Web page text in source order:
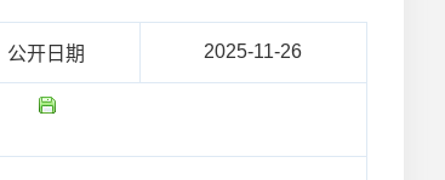
公开日期 2025-11-26